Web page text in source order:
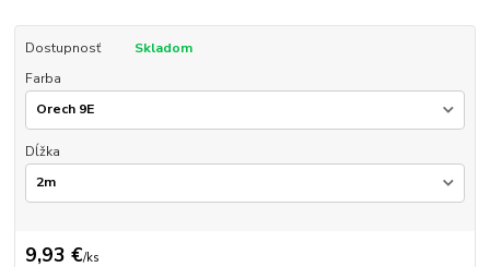
Dostupnosť
Skladom
Farba
Dĺžka
9,93 €/ks